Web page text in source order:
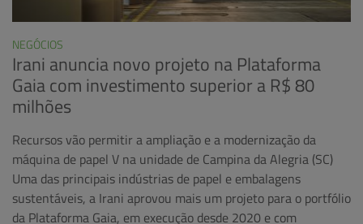
NEGÓCIOS
Irani anuncia novo projeto na Plataforma
Gaia com investimento superior a R$ 80
milhões
Recursos vão permitir a ampliação e a modernização da
máquina de papel V na unidade de Campina da Alegria (SC)
Uma das principais indústrias de papel e embalagens
sustentáveis, a Irani aprovou mais um projeto para o portfólio
da Plataforma Gaia, em execução desde 2020 e com